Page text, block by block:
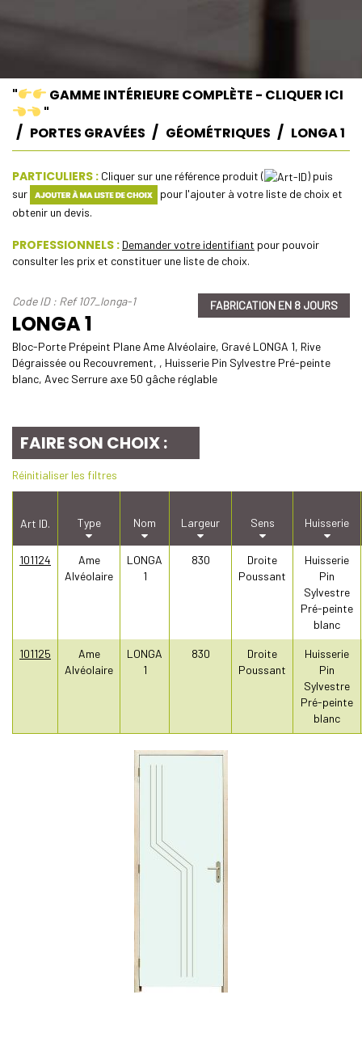
"
GAMME INTÉRIEURE COMPLÈTE - CLIQUER ICI
"
PORTES GRAVÉES
GÉOMÉTRIQUES LONGA 1
PARTICULIERS : Cliquer sur une référence produit (
) puis
sur
pour l'ajouter à votre liste de choix et
obtenir un devis.
PROFESSIONNELS : Demander votre identifiant pour pouvoir
consulter les prix et constituer une liste de choix.
Code ID : Ref 107_longa-1
LONGA 1
FABRICATION EN 8 JOURS
Bloc-Porte Prépeint Plane Ame Alvéolaire, Gravé LONGA 1, Rive
Dégraissée ou Recouvrement, , Huisserie Pin Sylvestre Pré-peinte
blanc, Avec Serrure axe 50 gâche réglable
FAIRE SON CHOIX :
Réinitialiser les filtres
Art ID. Type Nom Largeur Sens Huisserie
101124
Ame
Alvéolaire
LONGA
1
830
Droite
Poussant
Huisserie
Pin
Sylvestre
Pré-peinte
blanc
101125
Ame
Alvéolaire
LONGA
1
830
Droite
Poussant
Huisserie
Pin
Sylvestre
Pré-peinte
blanc